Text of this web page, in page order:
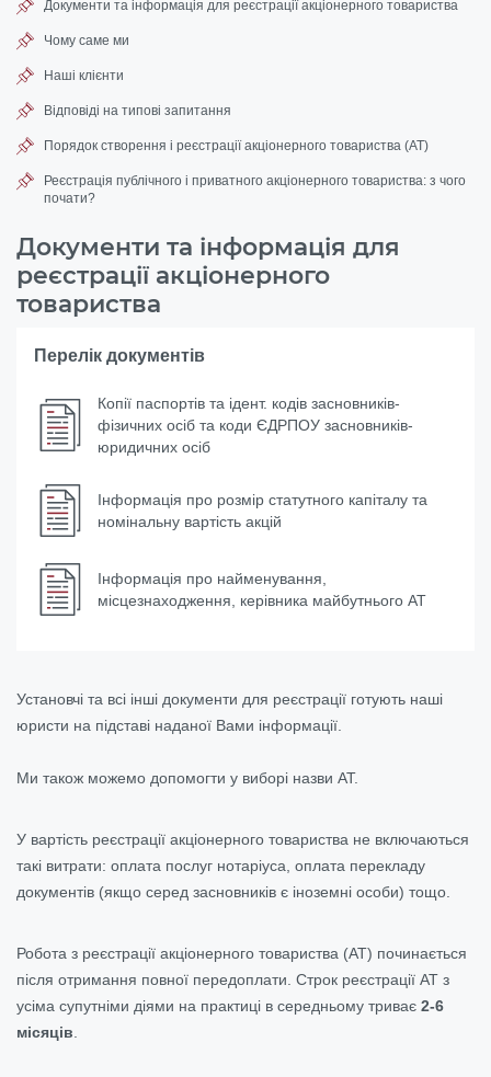
Документи та інформація для реєстрації акціонерного товариства
Чому саме ми
Наші клієнти
Відповіді на типові запитання
Порядок створення і реєстрації акціонерного товариства (АТ)
Реєстрація публічного і приватного акціонерного товариства: з чого
почати?
Документи та інформація для
реєстрації акціонерного
товариства
Перелік документів
Копії паспортів та ідент. кодів засновників-
фізичних осіб та коди ЄДРПОУ засновників-
юридичних осіб
Інформація про розмір статутного капіталу та
номінальну вартість акцій
Інформація про найменування,
місцезнаходження, керівника майбутнього АТ
Установчі та всі інші документи для реєстрації готують наші
юристи на підставі наданої Вами інформації.
Ми також можемо допомогти у виборі назви АТ.
У вартість реєстрації акціонерного товариства не включаються
такі витрати: оплата послуг нотаріуса, оплата перекладу
документів (якщо серед засновників є іноземні особи) тощо.
Робота з реєстрації акціонерного товариства (АТ) починається
після отримання повної передоплати. Строк реєстрації АТ з
усіма супутніми діями на практиці в середньому триває 2-6
місяців